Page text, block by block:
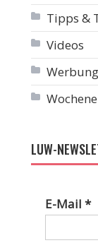
Tipps &
Videos
Werbung
LUW-
E-Mail*